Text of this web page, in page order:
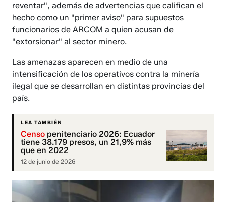
reventar", además de advertencias que califican el
hecho como un "primer aviso" para supuestos
funcionarios de ARCOM a quien acusan de
"extorsionar" al sector minero.
Las amenazas aparecen en medio de una
intensificación de los operativos contra la minería
ilegal que se desarrollan en distintas provincias del
país.
LEA TAMBIÉN
Censo penitenciario 2026: Ecuador
tiene 38.179 presos, un 21,9% más
que en 2022
12 de junio de 2026